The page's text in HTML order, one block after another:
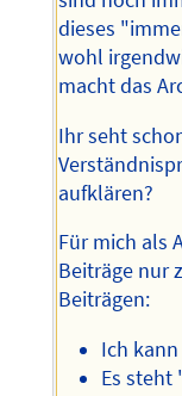
dieses
wohl
macht das
Ihr seht
aufklären?
Für mich als
Beiträge nur
Beiträgen:
Ich
Es steht